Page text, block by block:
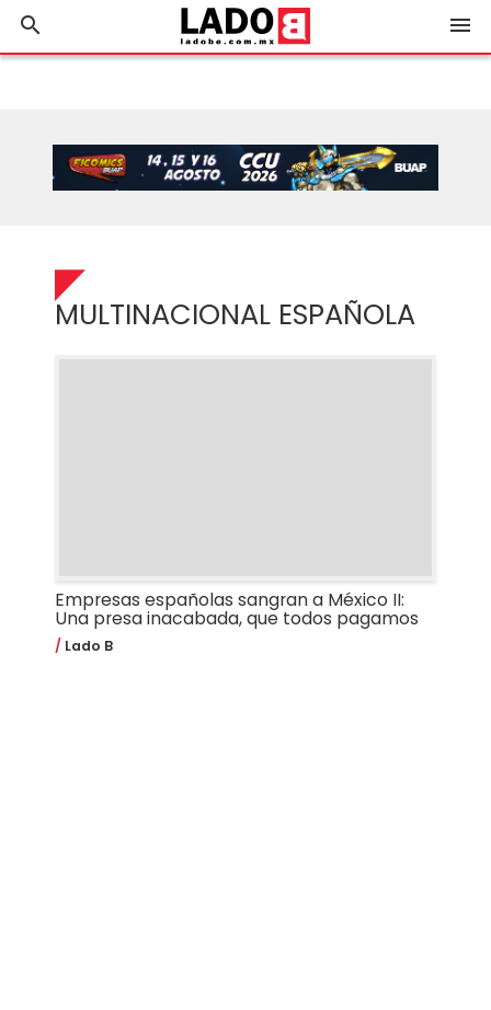
search menu
MULTINACIONAL ESPAÑOLA
Empresas españolas sangran a México II:
Una presa inacabada, que todos pagamos
Lado B